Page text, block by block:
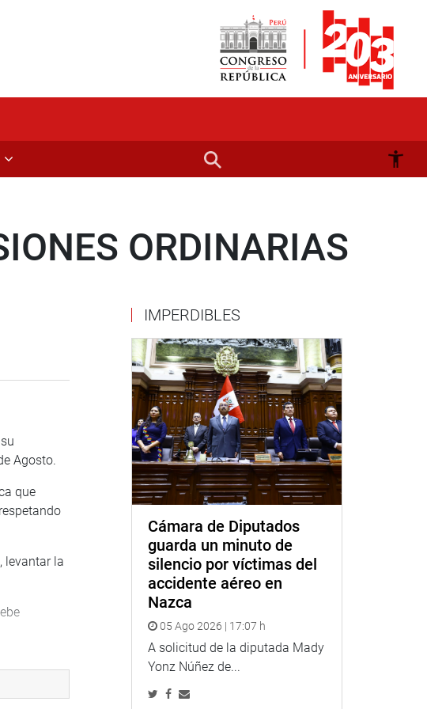
ORDINARIAS
Agosto.
que
levantar la
caso de
IMPERDIBLES
Cámara de Diputados
guarda un minuto de
silencio por víctimas del
accidente aéreo en
Nazca
05 Ago 2026 | 17:07 h
A solicitud de la diputada Mady
Yonz Núñez de...